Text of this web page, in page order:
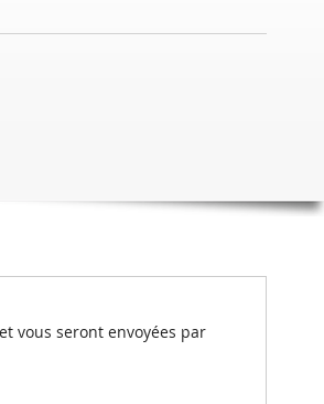
vous seront envoyées par